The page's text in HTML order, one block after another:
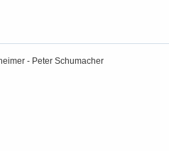
- Peter Schumacher